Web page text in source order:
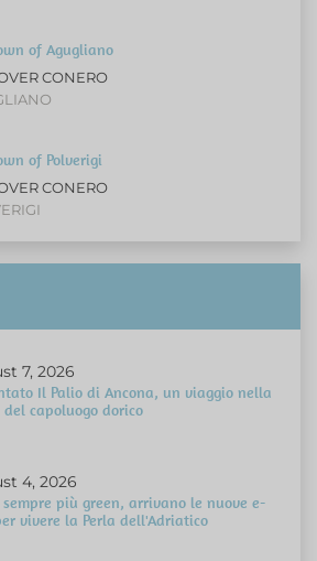
of Agugliano
CONERO
of Polverigi
CONERO
7, 2026
Il Palio di Ancona, un viaggio nella
capoluogo dorico
4, 2026
sempre più green, arrivano le nuove e-
vivere la Perla dell'Adriatico